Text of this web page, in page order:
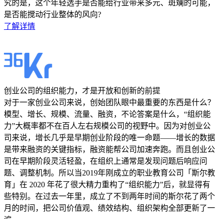
究的是，这个年轻选手是否能给行业带来多元、斑斓的可能，
是否能搅动行业整体的风向?
了解详情
创业公司的组织能力，才是开放和创新的前提
对于一家创业公司来说，创始团队眼中最重要的东西是什么？
模型、增长、规模、流量、融资，不论答案是什么，“组织能
力”大概率都不在百人左右规模公司的视野中。因为对创业公
司来说，增长几乎是早期创业阶段的唯一命题——增长的数据
是带来融资的关键指标，融资能帮公司加速奔跑。而且创业公
司在早期阶段灵活轻盈，在组织上通常是发现问题后响应问
题、调整机制。所以当2019年刚成立的职业教育公司「斯尔教
育」在 2020 年花了很大精力重构了“组织能力”后，就显得有
些特别。在过去一年里，成立了不到两年时间的斯尔花了两个
月的时间，把公司价值观、绩效结构、组织架构全部更新了一